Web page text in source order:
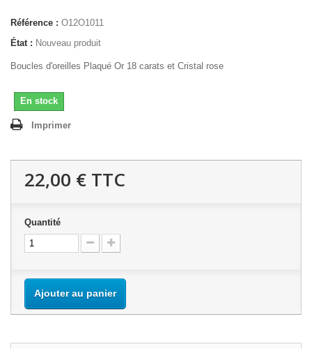
Référence : O12O1011
État : Nouveau produit
Boucles d'oreilles Plaqué Or 18 carats et Cristal rose
En stock
Imprimer
22,00 € TTC
Quantité
Ajouter au panier